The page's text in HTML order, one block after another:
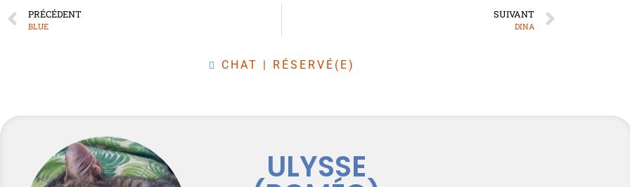
PRÉCÉDENT
BLUE
SUIVANT
DINA
CHAT | RÉSERVÉ(E)
ULYSSE